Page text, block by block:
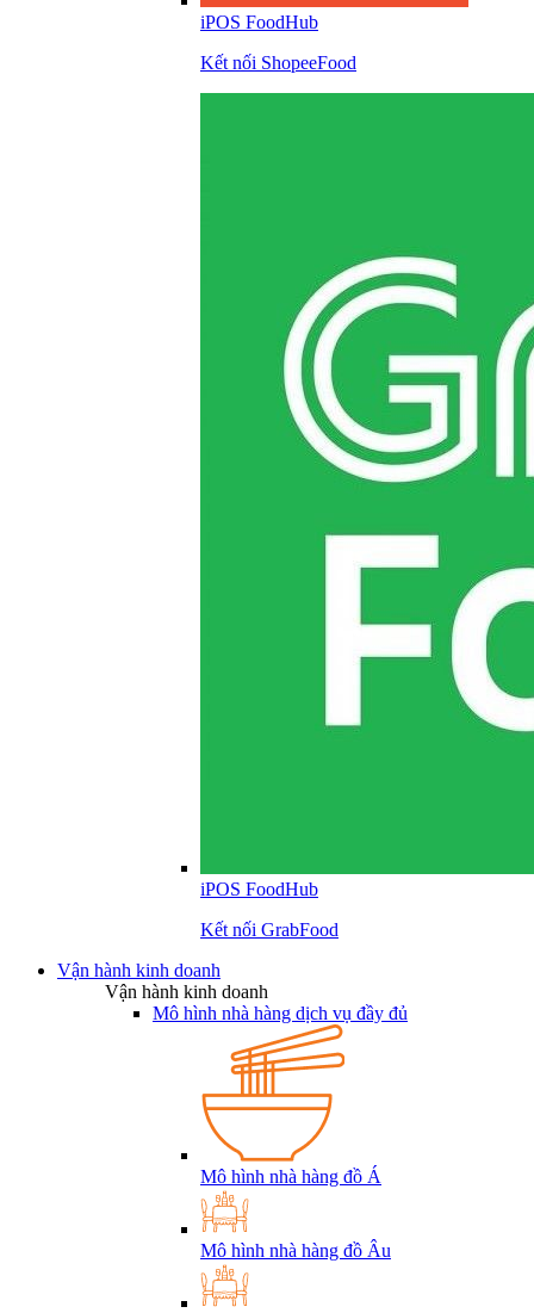
iPOS FoodHub
Kết nối ShopeeFood
iPOS FoodHub
Kết nối GrabFood
Vận hành kinh doanh
Vận hành kinh doanh
Mô hình nhà hàng dịch vụ đầy đủ
Mô hình nhà hàng đồ Á
Mô hình nhà hàng đồ Âu